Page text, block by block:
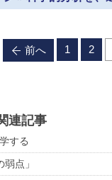
前へ 1 2
連記事
する
点」